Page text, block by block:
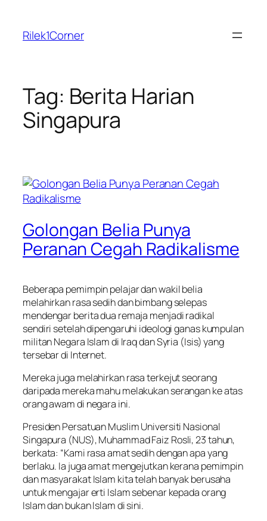
content
Rilek1Corner
Tag: Berita Harian
Singapura
Golongan Belia Punya
Peranan Cegah Radikalisme
Beberapa pemimpin pelajar dan wakil belia
melahirkan rasa sedih dan bimbang selepas
mendengar berita dua remaja menjadi radikal
sendiri setelah dipengaruhi ideologi ganas kumpulan
militan Negara Islam di Iraq dan Syria (Isis) yang
tersebar di Internet.
Mereka juga melahirkan rasa terkejut seorang
daripada mereka mahu melakukan serangan ke atas
orang awam di negara ini.
Presiden Persatuan Muslim Universiti Nasional
Singapura (NUS), Muhammad Faiz Rosli, 23 tahun,
berkata: “Kami rasa amat sedih dengan apa yang
berlaku. Ia juga amat mengejutkan kerana pemimpin
dan masyarakat Islam kita telah banyak berusaha
untuk mengajar erti Islam sebenar kepada orang
Islam dan bukan Islam di sini.